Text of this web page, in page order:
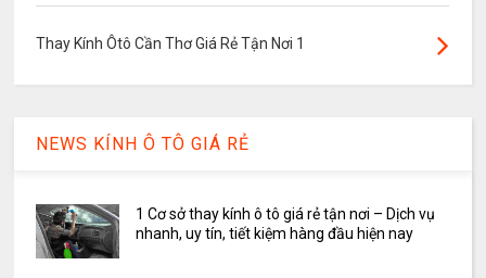
Thay Kính Ôtô Cần Thơ Giá Rẻ Tận Nơi 1
NEWS KÍNH Ô TÔ GIÁ RẺ
1 Cơ sở thay kính ô tô giá rẻ tận nơi – Dịch vụ
nhanh, uy tín, tiết kiệm hàng đầu hiện nay